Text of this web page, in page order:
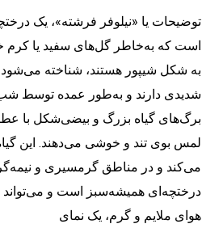
توضیحات یا «نیلوفر فرشته»، یک
است که به‌خاطر گل‌های سفید یا کرم
به شکل شیپور هستند، شناخته
شدیدی دارند و به‌طور عمده توسط
برگ‌های گیاه بزرگ و بیضی‌شکل با
می‌کند و در مناطق گرمسیری و
درختچه‌ای همیشه‌سبز است و می‌تواند
هوای ملایم و گرم، یک نمای